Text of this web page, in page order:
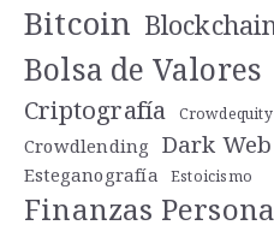
Bitcoin
Bolsa de Valores
Criptografía Crowdequity
Crowdlending Dark Web
Esteganografía
Estoicismo
Finanzas